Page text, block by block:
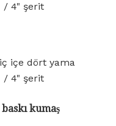
/ 4" şerit
iç içe dört yama
/ 4" şerit
kumaş